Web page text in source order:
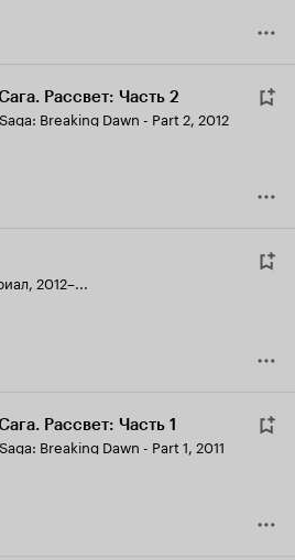
Рассвет: Часть 2
Breaking Dawn - Part 2, 2012
2012–...
Рассвет: Часть 1
Breaking Dawn - Part 1, 2011